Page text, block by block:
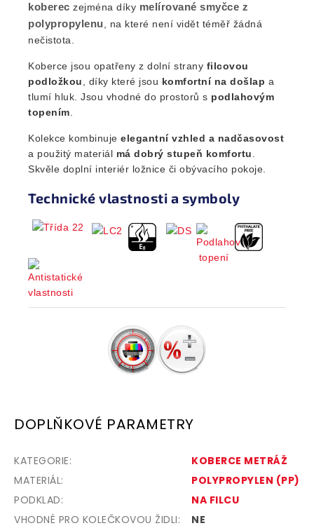
koberec zejména díky melírované smyčce z
polypropylenu, na které není vidět téměř žádná
nečistota.
Koberce jsou opatřeny z dolní strany filcovou
podložkou, díky které jsou komfortní na došlap a
tlumí hluk. Jsou vhodné do prostorů s podlahovým
topením.
Kolekce kombinuje elegantní vzhled a nadčasovost
a použitý materiál má dobrý stupeň komfortu.
Skvěle doplní interiér ložnice či obývacího pokoje.
Technické vlastnosti a symboly
DOPLŇKOVÉ PARAMETRY
KATEGORIE:
KOBERCE METRÁŽ
MATERIÁL:
POLYPROPYLEN (PP)
PODKLAD:
NA FILCU
VHODNÉ PRO KOLEČKOVOU ŽIDLI:
NE